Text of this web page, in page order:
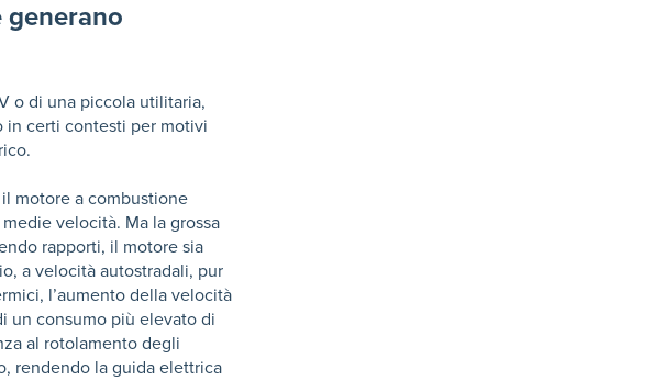
generano
o di una piccola utilitaria,
in certi contesti per motivi
motore a combustione
velocità. Ma la grossa
rapporti, il motore sia
a velocità autostradali, pur
l’aumento della velocità
un consumo più elevato di
al rotolamento degli
rendendo la guida elettrica